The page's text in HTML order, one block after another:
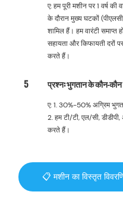
ए: हम पूरी मशीन पर 1 वर्ष की
के दौरान मुख्य घटकों
शामिल हैं। हम वारंटी
सहायता और किफायती दरों
करते हैं।
5 प्रश्न: भुगतान के कौन-
ए: 1. 30%-50% अग्रिम
2. हम टी/टी, एल/सी,
करते हैं।
📋 मशीन का विस्तृत